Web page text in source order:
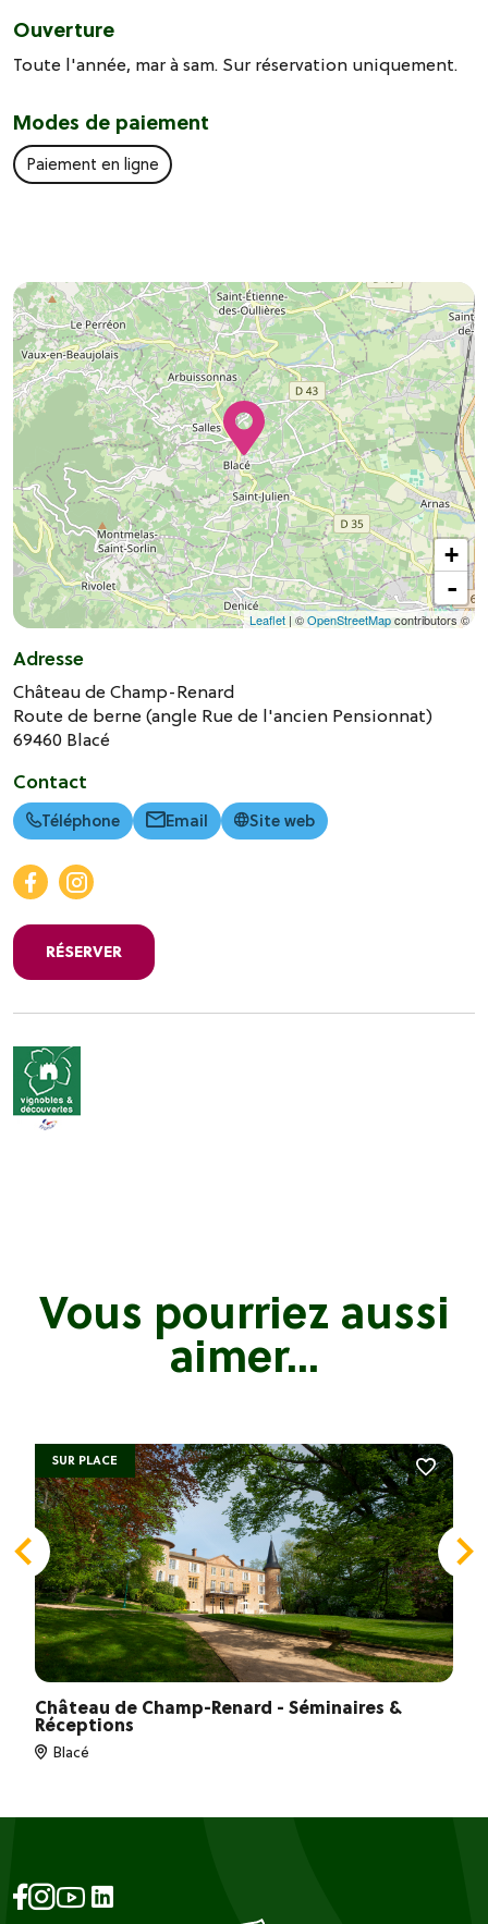
Ouverture
Toute l'année, mar à sam. Sur réservation uniquement.
Modes de paiement
Paiement en ligne
+
-
Leaflet | ©OpenStreetMapcontributors ©
Adresse
Château de Champ-Renard
Route de berne (angle Rue de l'ancien Pensionnat)
69460 Blacé
Contact
Téléphone Email Site web
RÉSERVER
Vous pourriez aussi
aimer...
Château de Champ-Renard - Séminaires &
Réceptions
Blacé
SUR PLACE